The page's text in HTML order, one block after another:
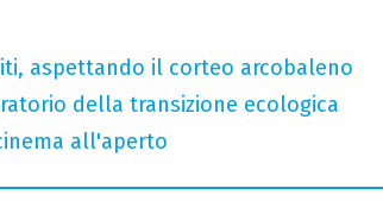
aspettando il corteo arcobaleno
della transizione ecologica
all'aperto